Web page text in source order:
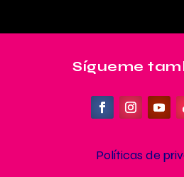
Sígueme
Políticas de